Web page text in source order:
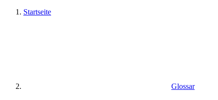
Startseite
Glossar